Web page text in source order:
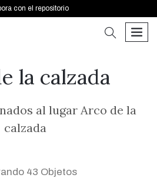
con el repositorio
buscar
la calzada
al lugar Arco de la
calzada
43 Objetos